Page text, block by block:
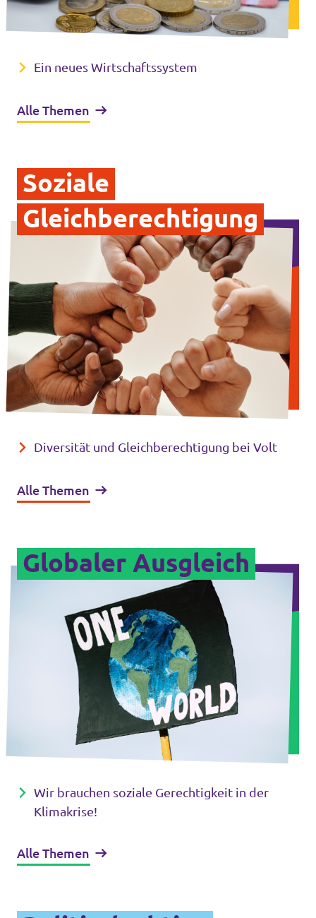
Ein neues Wirtschaftssystem
Alle Themen
Soziale
Gleichberechtigung
Diversität und Gleichberechtigung bei Volt
Alle Themen
Globaler Ausgleich
Wir brauchen soziale Gerechtigkeit in der
Klimakrise!
Alle Themen